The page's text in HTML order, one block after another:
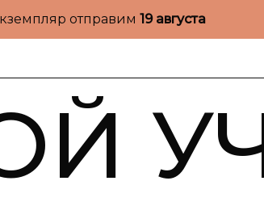
отправим 19 августа